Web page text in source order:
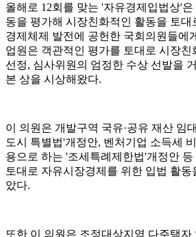
올해로 12회를 맞는 '자유경제입법상'
동을 평가해 시장친화적인 활동을 토
경제체제 발전에 공헌한 국회의원들에
업원은 객관적인 평가를 토대로 시장친
선정, 심사위원의 엄정한 수상 선발을
본 상을 시상해왔다.
이 의원은 개발구역 국유·공유 재산 임
도시 특별법'개정안, 벤처기업 소득세
용으로 하는 '조세특례제한법'개정안
토대로 자유시장경제를 위한 입법 활
았다.
또한 이 의원은 조정대상지역 다주택자